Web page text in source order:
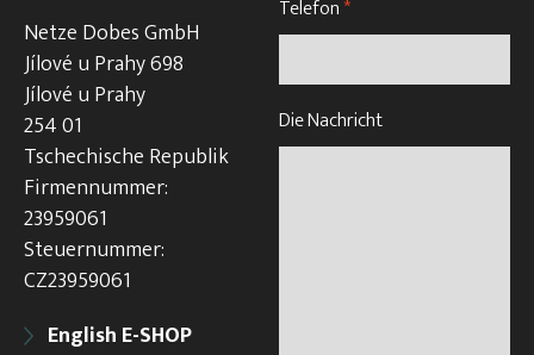
Netze Dobes GmbH
Jílové u Prahy 698
Jílové u Prahy
254 01
Tschechische Republik
Firmennummer:
23959061
Steuernummer:
CZ23959061
English E-SHOP
Telefon*
Die Nachricht